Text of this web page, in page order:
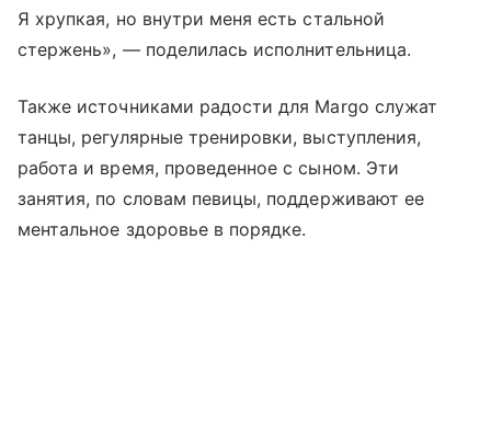
Я хрупкая, но внутри меня есть стальной
стержень», — поделилась исполнительница.
Также источниками радости для Margo служат
танцы, регулярные тренировки, выступления,
работа и время, проведенное с сыном. Эти
занятия, по словам певицы, поддерживают ее
ментальное здоровье в порядке.